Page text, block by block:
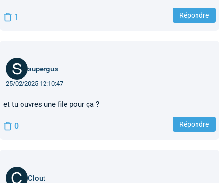
1 Répondre
supergus
25/02/2025 12:10:47
et tu ouvres une file pour ça ?
0 Répondre
Clout